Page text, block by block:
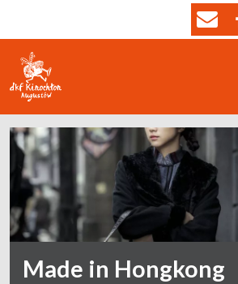
Made in Hongkong